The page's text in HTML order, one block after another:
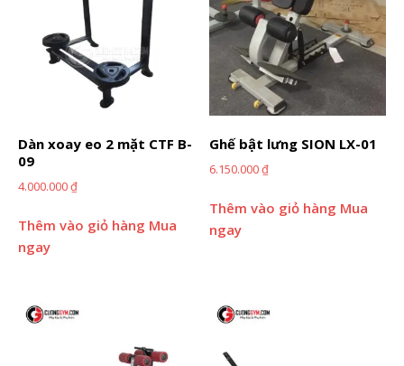
Dàn xoay eo 2 mặt CTF B-
09
4.000.000₫
Thêm vào giỏ hàng Mua
ngay
Ghế bật lưng SION LX-01
6.150.000₫
Thêm vào giỏ hàng Mua
ngay